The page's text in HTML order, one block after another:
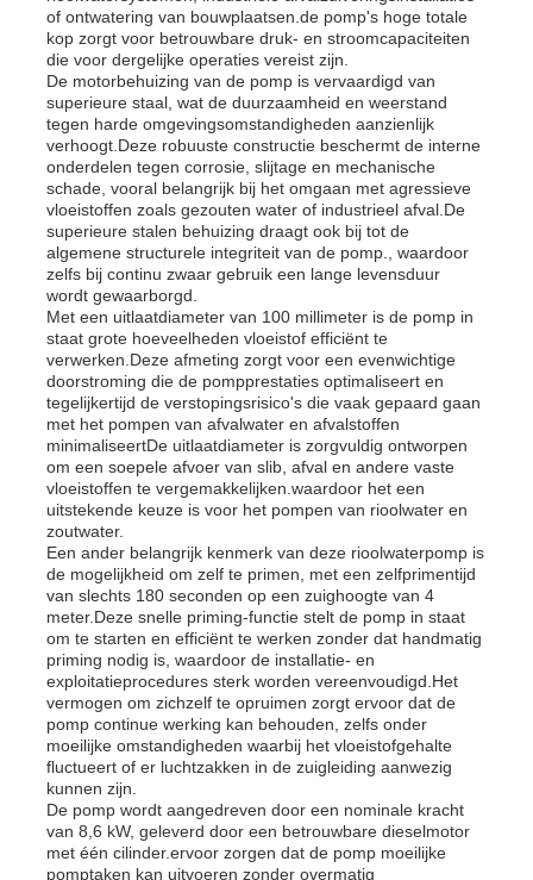
Thuis
Producten
Videos
Over ons
Fabrieksreis
Kwaliteitscontrole
Contacteer ons
nieuws
Alle Gevallen
Vraag een offerte aan
of ontwatering van bouwplaatsen.de pomp's hoge totale
kop zorgt voor betrouwbare druk- en stroomcapaciteiten
die voor dergelijke operaties vereist zijn.
De motorbehuizing van de pomp is vervaardigd van
superieure staal, wat de duurzaamheid en weerstand
tegen harde omgevingsomstandigheden aanzienlijk
verhoogt.Deze robuuste constructie beschermt de interne
onderdelen tegen corrosie, slijtage en mechanische
schade, vooral belangrijk bij het omgaan met agressieve
vloeistoffen zoals gezouten water of industrieel afval.De
superieure stalen behuizing draagt ook bij tot de
algemene structurele integriteit van de pomp., waardoor
zelfs bij continu zwaar gebruik een lange levensduur
wordt gewaarborgd.
Met een uitlaatdiameter van 100 millimeter is de pomp in
staat grote hoeveelheden vloeistof efficiënt te
verwerken.Deze afmeting zorgt voor een evenwichtige
doorstroming die de pompprestaties optimaliseert en
tegelijkertijd de verstopingsrisico's die vaak gepaard gaan
met het pompen van afvalwater en afvalstoffen
minimaliseertDe uitlaatdiameter is zorgvuldig ontworpen
om een soepele afvoer van slib, afval en andere vaste
vloeistoffen te vergemakkelijken.waardoor het een
uitstekende keuze is voor het pompen van rioolwater en
zoutwater.
Een ander belangrijk kenmerk van deze rioolwaterpomp is
de mogelijkheid om zelf te primen, met een zelfprimentijd
van slechts 180 seconden op een zuighoogte van 4
meter.Deze snelle priming-functie stelt de pomp in staat
om te starten en efficiënt te werken zonder dat handmatig
priming nodig is, waardoor de installatie- en
exploitatieprocedures sterk worden vereenvoudigd.Het
vermogen om zichzelf te opruimen zorgt ervoor dat de
pomp continue werking kan behouden, zelfs onder
moeilijke omstandigheden waarbij het vloeistofgehalte
fluctueert of er luchtzakken in de zuigleiding aanwezig
kunnen zijn.
De pomp wordt aangedreven door een nominale kracht
van 8,6 kW, geleverd door een betrouwbare dieselmotor
met één cilinder.ervoor zorgen dat de pomp moeilijke
pomptaken kan uitvoeren zonder overmatig